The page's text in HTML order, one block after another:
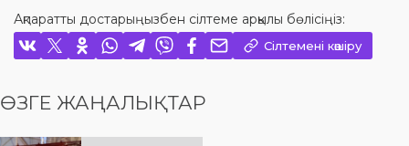
Ақпаратты достарыңызбен сілтеме арқылы бөлісіңіз:
Сілтемені көшіру
ӨЗГЕ ЖАҢАЛЫҚТАР